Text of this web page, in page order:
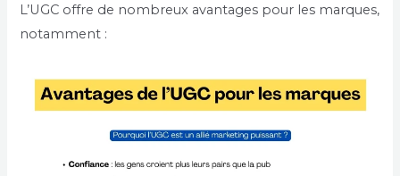
L’UGC offre de nombreux avantages pour les marques,
notamment :